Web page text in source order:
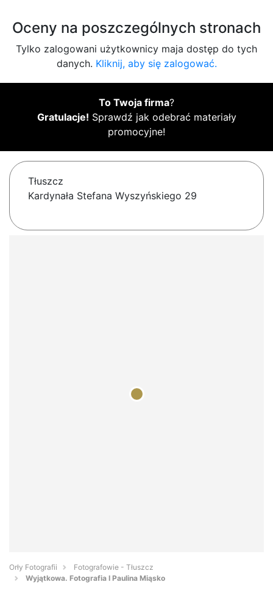
Oceny na poszczególnych stronach
Tylko zalogowani użytkownicy maja dostęp do tych
danych. Kliknij, aby się zalogować.
To Twoja firma?
Gratulacje! Sprawdź jak odebrać materiały
promocyjne!
Tłuszcz
Kardynała Stefana Wyszyńskiego 29
Orły Fotografii
Fotografowie - Tłuszcz
Wyjątkowa. Fotografia I Paulina Miąsko